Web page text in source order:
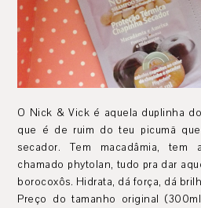
O Nick & Vick é aquela duplinha
que é de ruim do teu picumã
secador. Tem macadâmia, tem
chamado phytolan, tudo pra dar
borocoxôs. Hidrata, dá força, dá
Preço do tamanho original